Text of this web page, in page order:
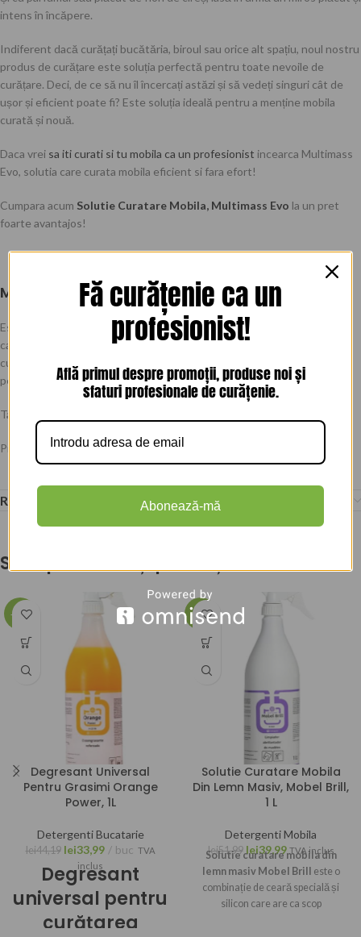
intens în încăpere.
Indiferent dacă curățați bucătăria, biroul sau orice alt spațiu, noul nostru
produs de curățare este soluția perfectă pentru toate nevoile de
curățare. Deci, de ce să nu îl încercați astăzi și să vedeți singuri cât de
ușor și eficient poate fi? Este soluția ideală pentru a menține mobila
curată și nouă.
Daca vrei sa iti curati si tu mobila ca un profesionist incearca Multimass
Evo, solutia care curata mobila eficient si fara efort!
Cumpara acum Solutie Curatare Mobila, Multimass Evo la un pret
foarte avantajos!
Mod de utilizare:
Este ușor de folosit – trebuie doar să pulverizați produsul pe suprafața
care trebuie curățată și să folosiți o cârpă uscată și curată. Pentru a
curăța oglinzi și sticlă, trebuie utilizată o altă cârpă uscată și curată
pentru a evita apariția petelor.
Tara de origine : Spania
Producator:Induquim
Recenzii (2)
S-ar putea să-ți placă și…
-23%
Degresant Universal
Pentru Grasimi Orange
Power, 1L
Detergenti Bucatarie
lei44,19 lei33,99 buc TVA
inclus
Degresant
universal pentru
curățarea
-23%
Solutie Curatare Mobila
Din Lemn Masiv, Mobel Brill,
1 L
Detergenti Mobila
lei51,99 lei39,99 TVA inclus
Solutie curatare mobila din
lemn masiv Mobel Brill
este o
combinație de ceară specială și
silicon care are ca scop
Fă curățenie ca un
profesionist!
Află primul despre promoții, produse noi și
sfaturi profesionale de curățenie.
Abonează-mă